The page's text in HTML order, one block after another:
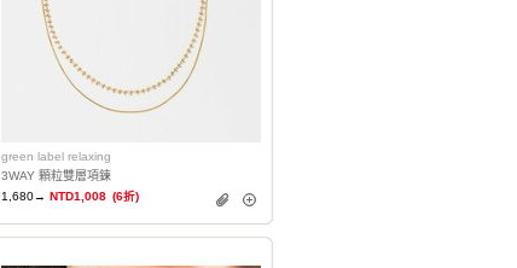
green label relaxing
3WAY 顆粒雙層項鍊
1,680→ NTD1,008 (6折)